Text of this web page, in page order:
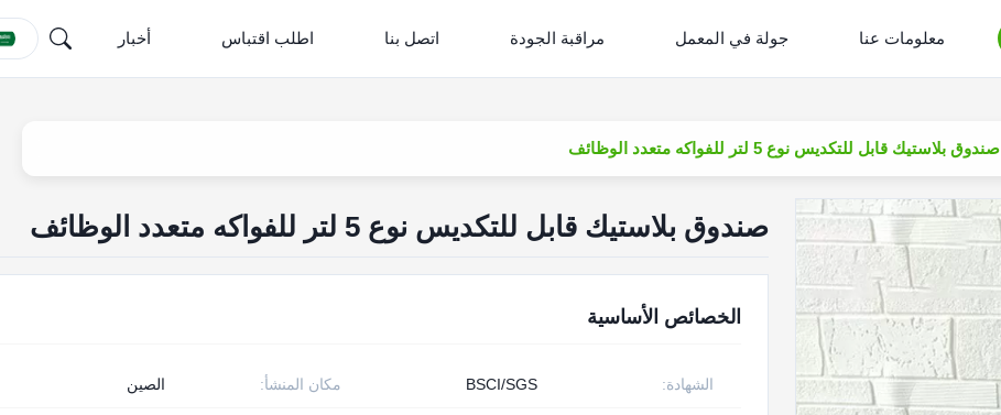
معلومات عنا جولة في المعمل مراقبة الجودة اتصل بنا اطلب اقتباس أخبار
صندوق بلاستيك قابل للتكديس نوع 5 لتر للفواكه متعدد الوظائف
صندوق بلاستيك قابل للتكديس نوع 5 لتر للفواكه متعدد الوظائف
الخصائص الأساسية
مكان المنشأ: الصين الشهادة: BSCI/SGS